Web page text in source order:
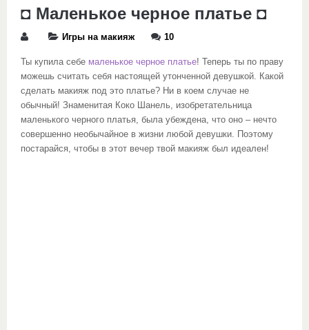
◘ Маленькое черное платье ◘
Игры на макияж 10
Ты купила себе маленькое черное платье! Теперь ты по праву
можешь считать себя настоящей утонченной девушкой. Какой
сделать макияж под это платье? Ни в коем случае не
обычный! Знаменитая Коко Шанель, изобретательница
маленького черного платья, была убеждена, что оно – нечто
совершенно необычайное в жизни любой девушки. Поэтому
постарайся, чтобы в этот вечер твой макияж был идеален!